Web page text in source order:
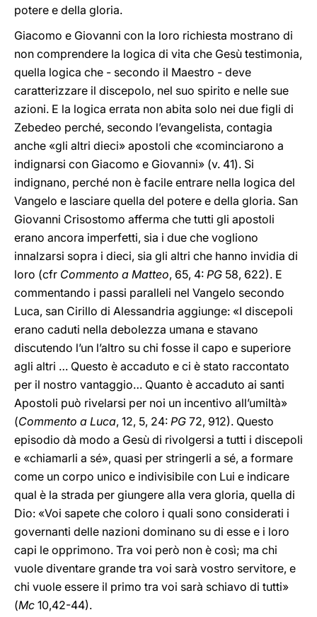
potere e della gloria.
Giacomo e Giovanni con la loro richiesta mostrano di
non comprendere la logica di vita che Gesù testimonia,
quella logica che - secondo il Maestro - deve
caratterizzare il discepolo, nel suo spirito e nelle sue
azioni. E la logica errata non abita solo nei due figli di
Zebedeo perché, secondo l’evangelista, contagia
anche «gli altri dieci» apostoli che «cominciarono a
indignarsi con Giacomo e Giovanni» (v. 41). Si
indignano, perché non è facile entrare nella logica del
Vangelo e lasciare quella del potere e della gloria. San
Giovanni Crisostomo afferma che tutti gli apostoli
erano ancora imperfetti, sia i due che vogliono
innalzarsi sopra i dieci, sia gli altri che hanno invidia di
loro (cfr Commento a Matteo, 65, 4: PG 58, 622). E
commentando i passi paralleli nel Vangelo secondo
Luca, san Cirillo di Alessandria aggiunge: «I discepoli
erano caduti nella debolezza umana e stavano
discutendo l’un l’altro su chi fosse il capo e superiore
agli altri … Questo è accaduto e ci è stato raccontato
per il nostro vantaggio… Quanto è accaduto ai santi
Apostoli può rivelarsi per noi un incentivo all’umiltà»
(Commento a Luca, 12, 5, 24: PG 72, 912). Questo
episodio dà modo a Gesù di rivolgersi a tutti i discepoli
e «chiamarli a sé», quasi per stringerli a sé, a formare
come un corpo unico e indivisibile con Lui e indicare
qual è la strada per giungere alla vera gloria, quella di
Dio: «Voi sapete che coloro i quali sono considerati i
governanti delle nazioni dominano su di esse e i loro
capi le opprimono. Tra voi però non è così; ma chi
vuole diventare grande tra voi sarà vostro servitore, e
chi vuole essere il primo tra voi sarà schiavo di tutti»
(Mc 10,42-44).